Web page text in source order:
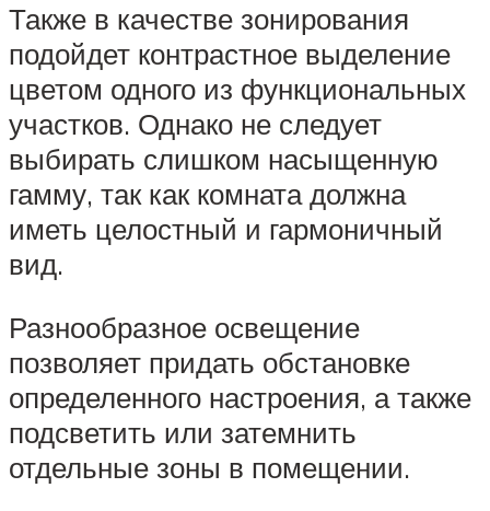
Также в качестве зонирования
подойдет контрастное выделение
цветом одного из функциональных
участков. Однако не следует
выбирать слишком насыщенную
гамму, так как комната должна
иметь целостный и гармоничный
вид.
Разнообразное освещение
позволяет придать обстановке
определенного настроения, а также
подсветить или затемнить
отдельные зоны в помещении.